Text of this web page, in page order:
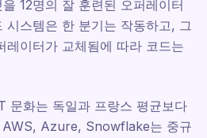
12명의 잘 훈련된 오퍼레이터
시스템은 한 분기는 작동하고, 그
레이터가 교체됨에 따라 코드는
문화는 독일과 프랑스 평균보다
AWS, Azure, Snowflake는 중규